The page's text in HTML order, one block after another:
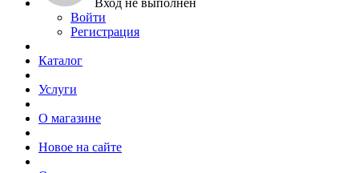
Вход не выполнен
Войти
Регистрация
Каталог
Услуги
О магазине
Новое на сайте